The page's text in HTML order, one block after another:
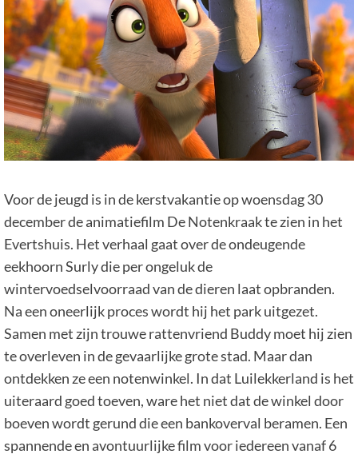
Voor de jeugd is in de kerstvakantie op woensdag 30
december de animatiefilm De Notenkraak te zien in het
Evertshuis. Het verhaal gaat over de ondeugende
eekhoorn Surly die per ongeluk de
wintervoedselvoorraad van de dieren laat opbranden.
Na een oneerlijk proces wordt hij het park uitgezet.
Samen met zijn trouwe rattenvriend Buddy moet hij zien
te overleven in de gevaarlijke grote stad. Maar dan
ontdekken ze een notenwinkel. In dat Luilekkerland is het
uiteraard goed toeven, ware het niet dat de winkel door
boeven wordt gerund die een bankoverval beramen. Een
spannende en avontuurlijke film voor iedereen vanaf 6